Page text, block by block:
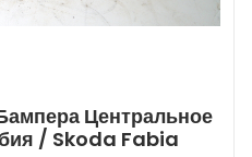
Центральное
/ Skoda Fabia